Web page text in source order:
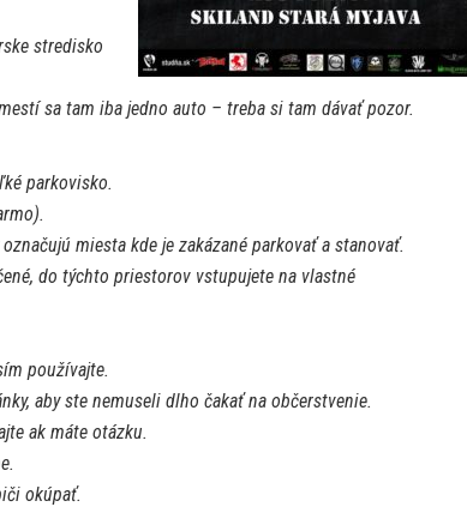
stredisko
sa tam iba jedno auto – treba si tam dávať pozor.
parkovisko.
miesta kde je zakázané parkovať a stanovať.
do týchto priestorov vstupujete na vlastné
používajte.
aby ste nemuseli dlho čakať na občerstvenie.
ak máte otázku.
okúpať.